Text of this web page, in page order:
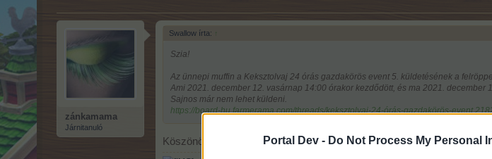
Portal Dev - Do Not Process My Personal
zánkamama
Járnitanuló
Swallow írta: ↑
Szia!
Az ünnepi muffin a Keksztolvaj 24 órás gazdakörös event 5. küldetésének a
Ami 2021. december 12. vasárnap 14:00 órakor kezdődött, és ma 2021. december
Sajnos már nem lehet küldeni.
https://board-hu.farmerama.com/threads/keksztolvaj-24-órás-gazdakörös-
Köszönöm szépen !